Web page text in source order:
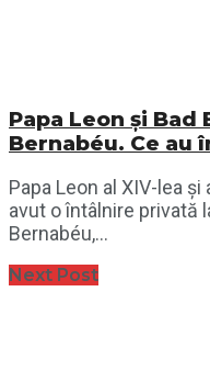
Papa Leon și
Bernabéu. Ce au
Papa Leon al XIV-lea
avut o întâlnire privată
Bernabéu,...
Next Post